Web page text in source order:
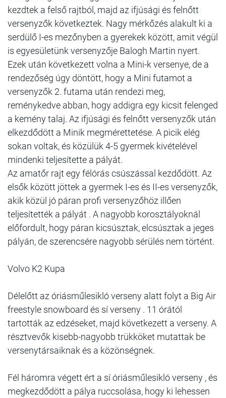
kezdtek a felső rajtból, majd az ifjúsági és felnőtt
versenyzők következtek. Nagy mérkőzés alakult ki a
serdülő I-es mezőnyben a gyerekek között, amit végül
is egyesületünk versenyzője Balogh Martin nyert.
Ezek után következett volna a Mini-k versenye, de a
rendezőség úgy döntött, hogy a Mini futamot a
versenyzők 2. futama után rendezi meg,
reménykedve abban, hogy addigra egy kicsit felenged
a kemény talaj. Az ifjúsági és felnőtt versenyzők után
elkezdődött a Minik megmérettetése. A picik elég
sokan voltak, és közülük 4-5 gyermek kivételével
mindenki teljesítette a pályát.
Az amatőr rajt egy félórás csúszással kezdődött. Az
elsők között jöttek a gyermek I-es és II-es versenyzők,
akik közül jó páran profi versenyzőhöz illően
teljesítették a pályát . A nagyobb korosztályoknál
előfordult, hogy páran kicsúsztak, elcsúsztak a jeges
pályán, de szerencsére nagyobb sérülés nem történt.
Volvo K2 Kupa
Délelőtt az óriásműlesikló verseny alatt folyt a Big Air
freestyle snowboard és sí verseny . 11 órától
tartották az edzéseket, majd következett a verseny. A
résztvevők kisebb-nagyobb trükköket mutattak be
versenytársaiknak és a közönségnek.
Fél háromra végett ért a sí óriásműlesikló verseny , és
megkezdődött a pálya ruccsolása, hogy ki lehessen